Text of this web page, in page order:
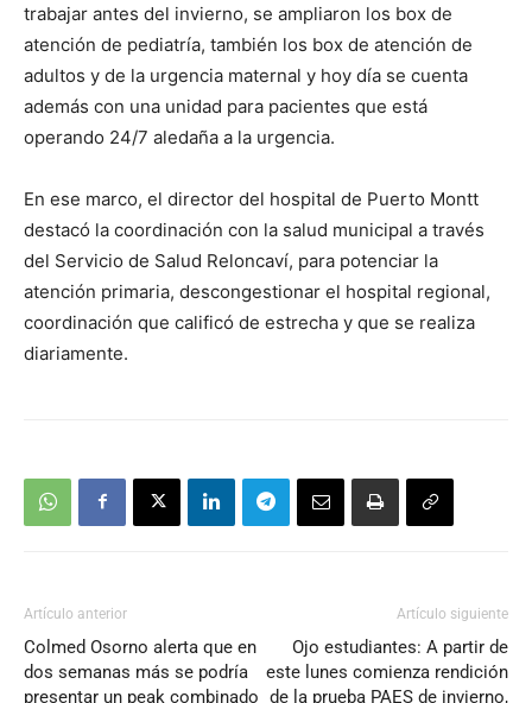
trabajar antes del invierno, se ampliaron los box de
atención de pediatría, también los box de atención de
adultos y de la urgencia maternal y hoy día se cuenta
además con una unidad para pacientes que está
operando 24/7 aledaña a la urgencia.
En ese marco, el director del hospital de Puerto Montt
destacó la coordinación con la salud municipal a través
del Servicio de Salud Reloncaví, para potenciar la
atención primaria, descongestionar el hospital regional,
coordinación que calificó de estrecha y que se realiza
diariamente.
Artículo anterior
Colmed Osorno alerta que en
dos semanas más se podría
presentar un peak combinado
Artículo siguiente
Ojo estudiantes: A partir de
este lunes comienza rendición
de la prueba PAES de invierno,